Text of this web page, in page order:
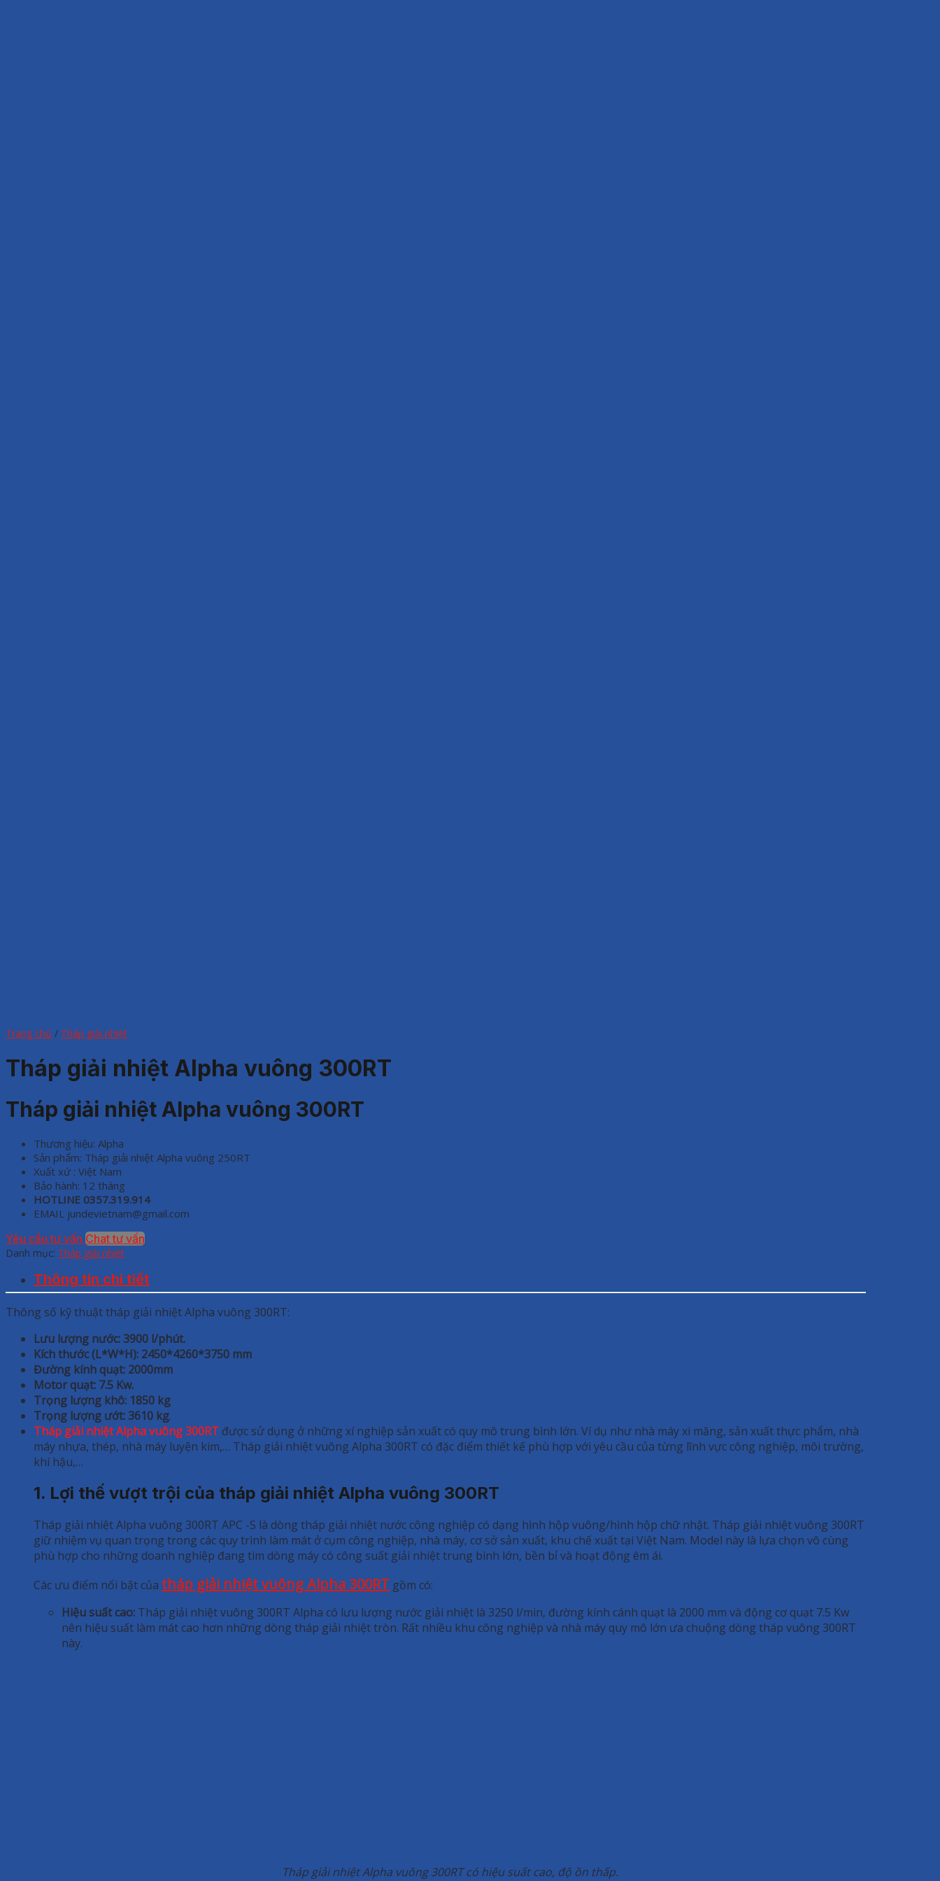
Trang chủ / Tháp giải nhiệt
Tháp giải nhiệt Alpha vuông 300RT
Tháp giải nhiệt Alpha vuông 300RT
Thương hiệu: Alpha
Sản phẩm: Tháp giải nhiệt Alpha vuông 250RT
Xuất xứ : Việt Nam
Bảo hành: 12 tháng
HOTLINE 0357.319.914
EMAIL jundevietnam@gmail.com
Yêu cầu tư vấn Chat tư vấn
Danh mục: Tháp giải nhiệt
Thông tin chi tiết
Thông số kỹ thuật tháp giải nhiệt Alpha vuông 300RT:
Lưu lượng nước: 3900 l/phút.
Kích thước (L*W*H): 2450*4260*3750 mm
Đường kính quạt: 2000mm
Motor quạt: 7.5 Kw.
Trọng lượng khô: 1850 kg
Trọng lượng ướt: 3610 kg.
Tháp giải nhiệt Alpha vuông 300RT được sử dụng ở những xí nghiệp sản xuất có quy mô trung bình lớn. Ví dụ như nhà máy xi măng, sản xuất thực phẩm, nhà
máy nhựa, thép, nhà máy luyện kim,… Tháp giải nhiệt vuông Alpha 300RT có đặc điểm thiết kế phù hợp với yêu cầu của từng lĩnh vực công nghiệp, môi trường,
khí hậu,…
1. Lợi thế vượt trội của tháp giải nhiệt Alpha vuông 300RT
Tháp giải nhiệt Alpha vuông 300RT APC -S là dòng tháp giải nhiệt nước công nghiệp có dạng hình hộp vuông/hình hộp chữ nhật. Tháp giải nhiệt vuông 300RT
giữ nhiệm vụ quan trọng trong các quy trình làm mát ở cụm công nghiệp, nhà máy, cơ sở sản xuất, khu chế xuất tại Việt Nam. Model này là lựa chọn vô cùng
phù hợp cho những doanh nghiệp đang tìm dòng máy có công suất giải nhiệt trung bình lớn, bền bỉ và hoạt động êm ái.
Các ưu điểm nổi bật của tháp giải nhiệt vuông Alpha 300RT gồm có:
Hiệu suất cao: Tháp giải nhiệt vuông 300RT Alpha có lưu lượng nước giải nhiệt là 3250 l/min, đường kính cánh quạt là 2000 mm và động cơ quạt 7.5 Kw
nên hiệu suất làm mát cao hơn những dòng tháp giải nhiệt tròn. Rất nhiều khu công nghiệp và nhà máy quy mô lớn ưa chuộng dòng tháp vuông 300RT
này.
Tháp giải nhiệt Alpha vuông 300RT có hiệu suất cao, độ ồn thấp.